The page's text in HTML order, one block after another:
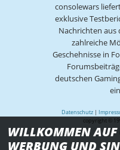
consolewars
exklusive
Nachrichten aus
zahlreiche
Geschehnisse in
deutschen
Datenschutz |
copyright ©
WILLKOMMEN
WERBUNG UND